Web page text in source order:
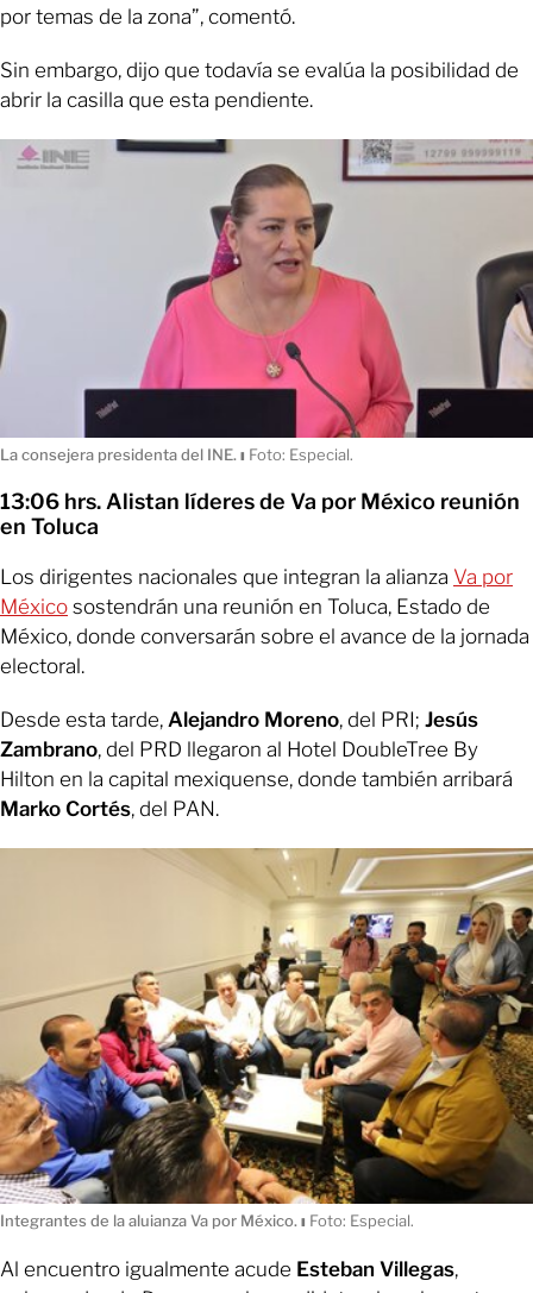
por temas de la zona”, comentó.
Sin embargo, dijo que todavía se evalúa la posibilidad de
abrir la casilla que esta pendiente.
La consejera presidenta del INE. ı Foto: Especial.
13:06 hrs. Alistan líderes de Va por México reunión
en Toluca
Los dirigentes nacionales que integran la alianza Va por
México sostendrán una reunión en Toluca, Estado de
México, donde conversarán sobre el avance de la jornada
electoral.
Desde esta tarde, Alejandro Moreno, del PRI; Jesús
Zambrano, del PRD llegaron al Hotel DoubleTree By
Hilton en la capital mexiquense, donde también arribará
Marko Cortés, del PAN.
Integrantes de la aluianza Va por México. ı Foto: Especial.
Al encuentro igualmente acude Esteban Villegas,